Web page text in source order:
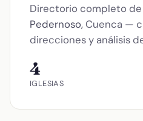
Directorio completo de
Pedernoso, Cuenca —
direcciones y análisis
4
IGLESIAS